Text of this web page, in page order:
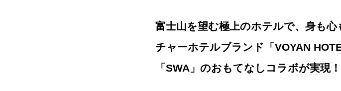
富士山を望む極上のホテルで、身も
チャーホテルブランド「VOYAN
「SWA」のおもてなしコラボが実現！